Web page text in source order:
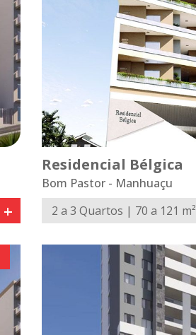
+
Residencial Bélgica
Bom Pastor - Manhuaçu
2 a 3 Quartos | 70 a 121 m²